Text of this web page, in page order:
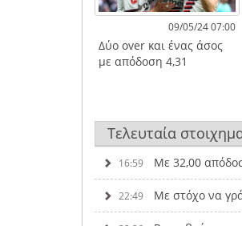
09/05/24 07:00
Δύο over και ένας άσος
με απόδοση 4,31
Τελευταία
16:59 Με 32,00
22:49 Με στόχο να